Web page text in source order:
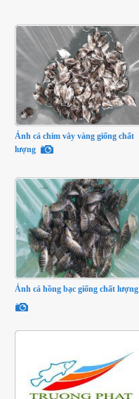
Ảnh cá chim vây vàng giống chất
lượng
Ảnh cá hồng bạc giống chất lượng